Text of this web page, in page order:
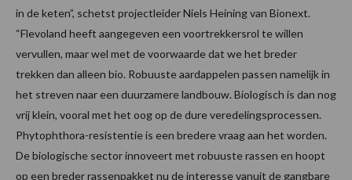
in de keten”, schetst projectleider Niels Heining van Bionext.
“Flevoland heeft aangegeven een voortrekkersrol te willen
vervullen, maar wel met de voorwaarde dat we het breder
trekken dan alleen bio. Robuuste aardappelen passen namelijk in
het streven naar een duurzamere landbouw. Biologisch is dan nog
vrij klein, vooral met het oog op de dure veredelingsprocessen.
Phytophthora-resistentie is een bredere vraag aan het worden.
De biologische sector innoveert met robuuste rassen en hoopt
op een breder rassenpakket nu de interesse vanuit de gangbare